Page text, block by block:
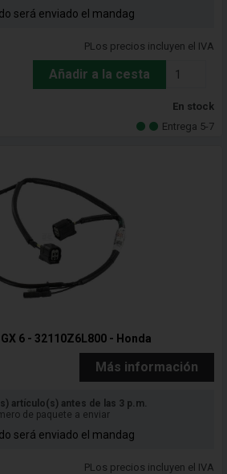
será enviado el mandag
PLos precios incluyen el IVA
Añadir a la cesta
En stock
Entrega 5-7
6 - 32110Z6L800 - Honda
Más información
artículo(s) antes de las 3 p.m.
de paquete a enviar
será enviado el mandag
PLos precios incluyen el IVA